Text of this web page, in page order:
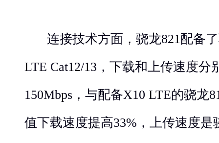
连接技术方面，骁龙821配备
LTE Cat12/13，下载和上传速度分
150Mbps，与配备X10 LTE的骁龙
值下载速度提高33%，上传速度是